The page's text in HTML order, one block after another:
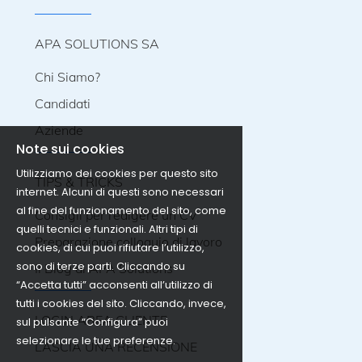
certificats de travail et diplômes) à
michael.cros@apasolutions.ch
APA SOLUTIONS SA
Chi Siamo?
Candidati
Aziende
TIPS & TRICKS
Consigli per redigere un CV
Preparazione colloquio di lavoro
Il Blog di APA Solutions
LOGIN AREA CLIENTE
LASCIA UNA RECENSIONE
Note sui cookies
Utilizziamo dei cookies per questo sito
internet. Alcuni di questi sono necessari
al fine del funzionamento del sito, come
quelli tecnici e funzionali. Altri tipi di
cookies, di cui puoi rifiutare l’utilizzo,
sono di terze parti. Cliccando su
“Accetta tutti” acconsenti all’utilizzo di
tutti i cookies del sito. Cliccando, invece,
sul pulsante “Configura” puoi
selezionare le tue preferenze.